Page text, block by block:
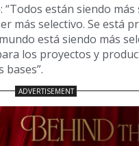
están siendo más
más selectivo. Se está
está siendo más
los proyectos y
bases”.